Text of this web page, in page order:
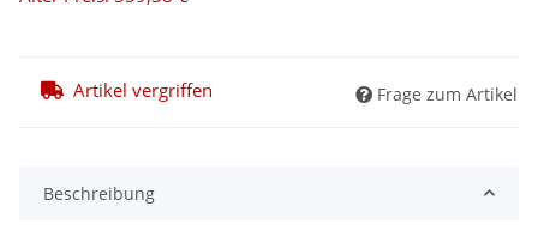
Artikel vergriffen Frage zum Artikel
Beschreibung